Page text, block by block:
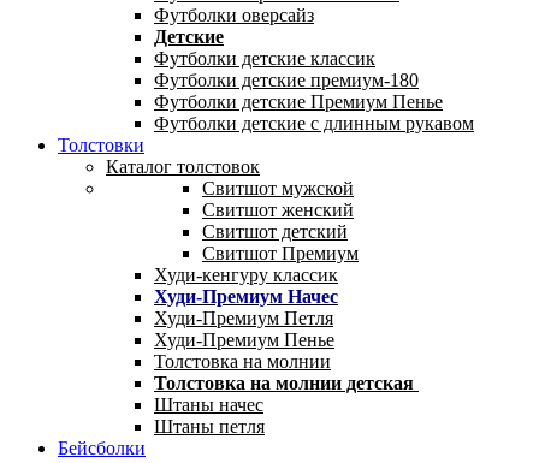
Футболки оверсайз
Детские
Футболки детские классик
Футболки детские премиум-180
Футболки детские Премиум Пенье
Футболки детские с длинным рукавом
Толстовки
Каталог толстовок
Свитшот мужской
Свитшот женский
Свитшот детский
Свитшот Премиум
Худи-кенгуру классик
Худи-Премиум Начес
Худи-Премиум Петля
Худи-Премиум Пенье
Толстовка на молнии
Толстовка на молнии детская
Штаны начес
Штаны петля
Бейсболки